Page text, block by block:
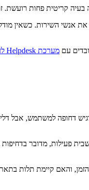
קריטית פחות רועשת.
אנשי השירות. כשאין
עם מערכת Helpdesk לעסקים
דחופה למשתמש, אבל
פעילות, מדובר
והאם קיימת תלות